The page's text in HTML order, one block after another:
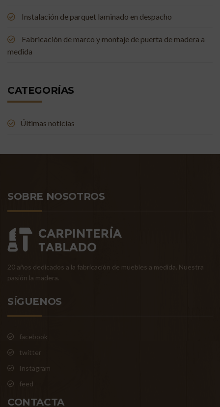
Instalación de parquet laminado en despacho
Fabricación de marco y montaje de puerta de madera a
medida
CATEGORÍAS
Últimas noticias
SOBRE NOSOTROS
20 años dedicados a la fabricación de muebles a medida. Nuestra
pasión la madera.
SÍGUENOS
facebook
twitter
Instagram
feed
CONTACTA